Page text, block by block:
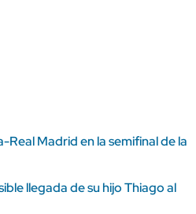
Real Madrid en la semifinal de la
llegada de su hijo Thiago al